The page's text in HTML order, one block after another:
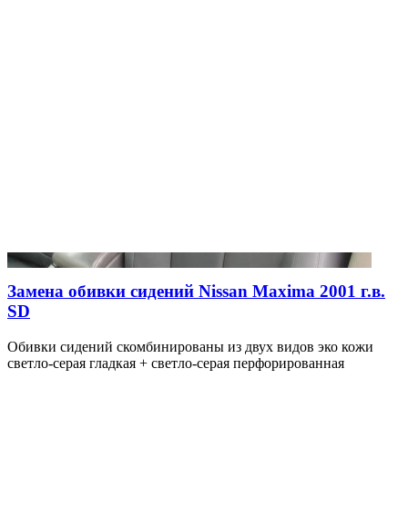
Замена обивки сидений Nissan Maxima 2001 г.в.
SD
Обивки сидений скомбинированы из двух видов эко кожи
светло-серая гладкая + светло-серая перфорированная